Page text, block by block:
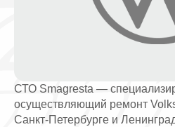
СТО Smagresta —
осуществляющий ремонт
Санкт-Петербурге и